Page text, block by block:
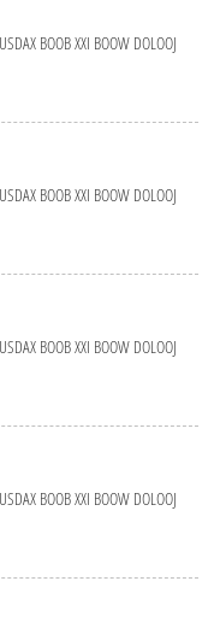
BOOB XXI BOOW DOLOOJ
BOOB XXI BOOW DOLOOJ
BOOB XXI BOOW DOLOOJ
BOOB XXI BOOW DOLOOJ